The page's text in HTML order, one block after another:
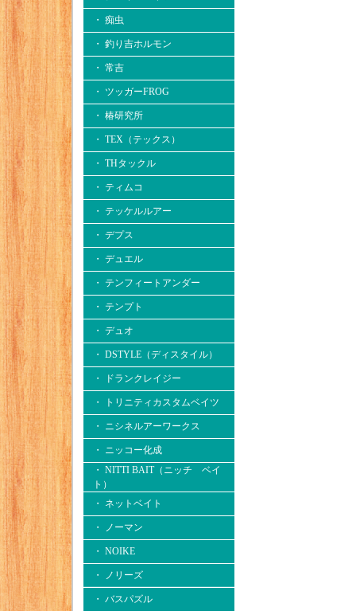
・ 痴虫
・ 釣り吉ホルモン
・ 常吉
・ ツッガーFROG
・ 椿研究所
・ TEX（テックス）
・ THタックル
・ ティムコ
・ テッケルルアー
・ デプス
・ デュエル
・ テンフィートアンダー
・ テンプト
・ デュオ
・ DSTYLE（ディスタイル）
・ ドランクレイジー
・ トリニティカスタムベイツ
・ ニシネルアーワークス
・ ニッコー化成
・ NITTI BAIT（ニッチ ベイ
ト）
・ ネットベイト
・ ノーマン
・ NOIKE
・ ノリーズ
・ バスパズル